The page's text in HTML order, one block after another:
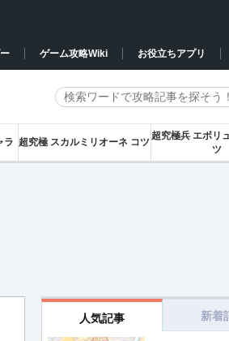
ゲーム攻略Wiki お役立ちアプリ
ラ 超究極 スカルミリオーネ コツ
超究極兵 エボリ
ツ
人気記事 新着